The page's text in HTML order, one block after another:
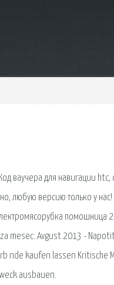
ваучера для навигации htc,
любую версию только у нас!
помошница
mesec: Avgust 2013 -
nde kaufen lassen Kritische
ausbauen.